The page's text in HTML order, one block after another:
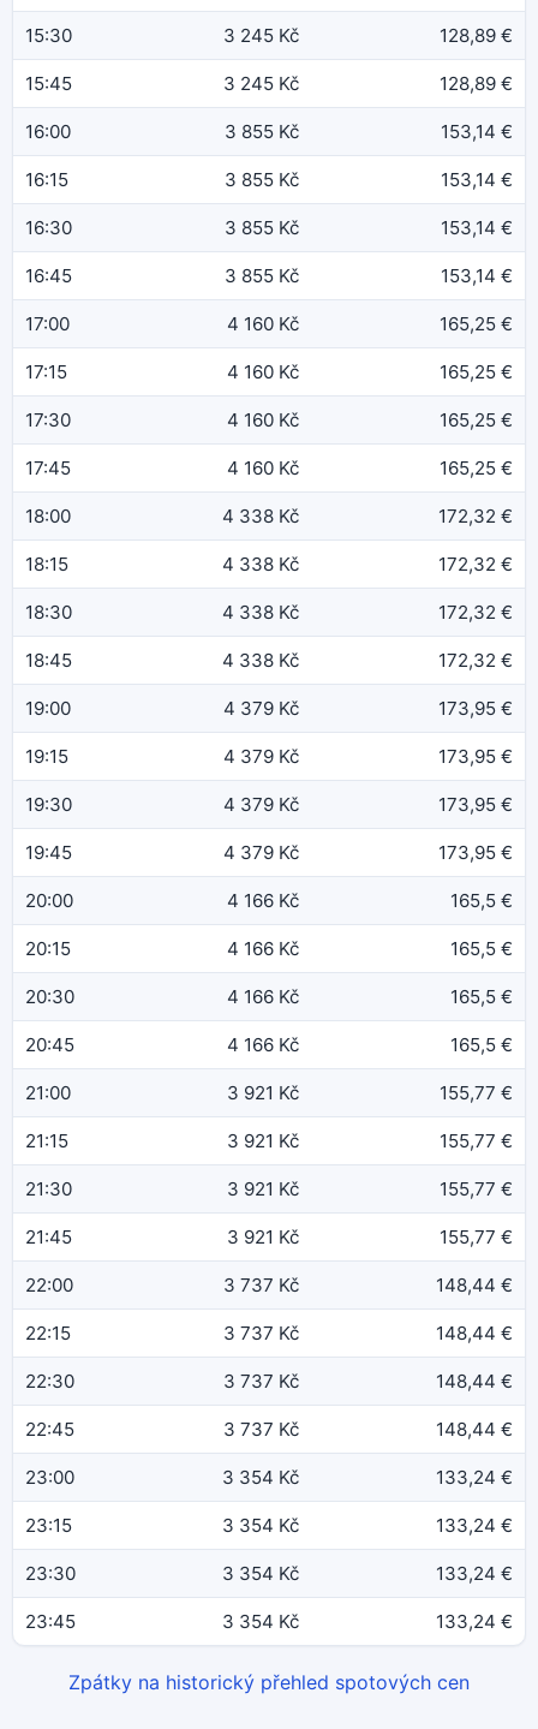
15:30 3 245 Kč 128,89 €
15:45 3 245 Kč 128,89 €
16:00 3 855 Kč 153,14 €
16:15 3 855 Kč 153,14 €
16:30 3 855 Kč 153,14 €
16:45 3 855 Kč 153,14 €
17:00 4 160 Kč 165,25 €
17:15 4 160 Kč 165,25 €
17:30 4 160 Kč 165,25 €
17:45 4 160 Kč 165,25 €
18:00 4 338 Kč 172,32 €
18:15 4 338 Kč 172,32 €
18:30 4 338 Kč 172,32 €
18:45 4 338 Kč 172,32 €
19:00 4 379 Kč 173,95 €
19:15 4 379 Kč 173,95 €
19:30 4 379 Kč 173,95 €
19:45 4 379 Kč 173,95 €
20:00 4 166 Kč 165,5 €
20:15 4 166 Kč 165,5 €
20:30 4 166 Kč 165,5 €
20:45 4 166 Kč 165,5 €
21:00 3 921 Kč 155,77 €
21:15 3 921 Kč 155,77 €
21:30 3 921 Kč 155,77 €
21:45 3 921 Kč 155,77 €
22:00 3 737 Kč 148,44 €
22:15 3 737 Kč 148,44 €
22:30 3 737 Kč 148,44 €
22:45 3 737 Kč 148,44 €
23:00 3 354 Kč 133,24 €
23:15 3 354 Kč 133,24 €
23:30 3 354 Kč 133,24 €
23:45 3 354 Kč 133,24 €
Zpátky na historický přehled spotových cen